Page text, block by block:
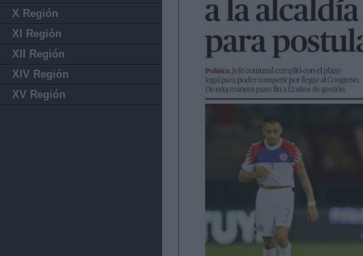
X Región
XI Región
XII Región
XIV Región
XV Región